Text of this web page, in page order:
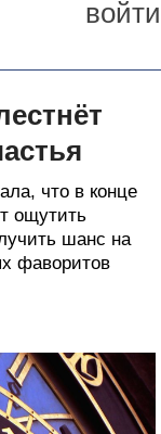
войти
что в конце
ощутить
шанс на
фаворитов